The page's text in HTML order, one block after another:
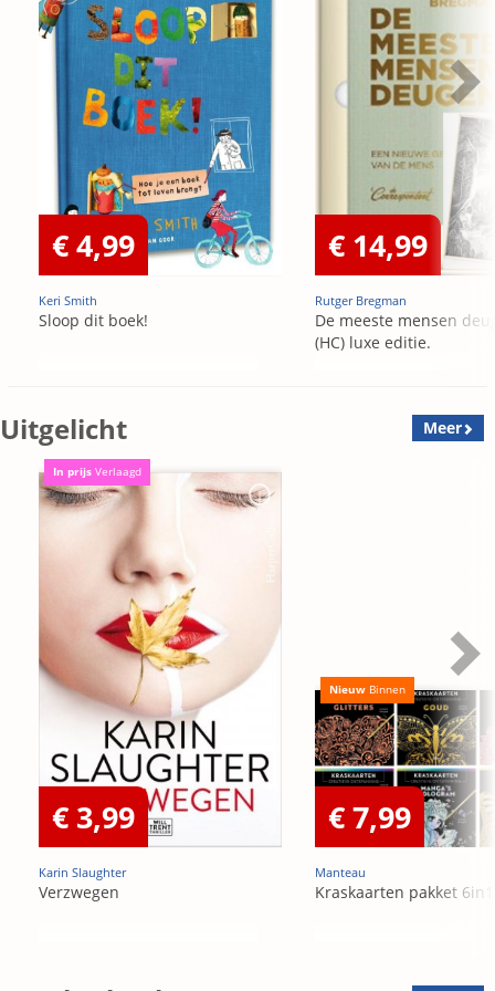
€ 4,99
Keri Smith
Sloop dit boek!
€ 14,99
Rutger Bregman
De meeste mensen
(HC) luxe editie.
Uitgelicht Meer
In prijs Verlaagd
€ 3,99
Karin Slaughter
Verzwegen
Nieuw Binnen
€ 7,99
Manteau
Kraskaarten pakket 6in1